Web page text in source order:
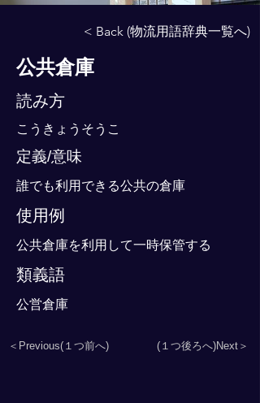
< Back (物流用語辞典一覧へ)
公共倉庫
読み方
こうきょうそうこ
定義/意味
誰でも利用できる公共の倉庫
使用例
公共倉庫を利用して一時保管する
類義語
公営倉庫
＜Previous(１つ前へ) (１つ後ろへ)Next＞